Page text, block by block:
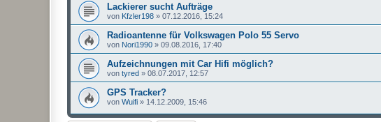
Lackierer sucht Aufträge
von Kfzler198 » 07.12.2016, 15:24
Radioantenne für Volkswagen Polo 55 Servo
von Nori1990 » 09.08.2016, 17:40
Aufzeichnungen mit Car Hifi möglich?
von tyred » 08.07.2017, 12:57
GPS Tracker?
von Wuifi » 14.12.2009, 15:46